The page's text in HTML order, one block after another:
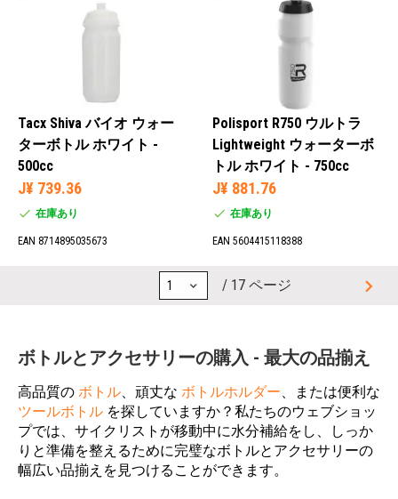
Tacx Shiva バイオ ウォー
ターボトル ホワイト -
500cc
J¥ 739.36
在庫あり
EAN 8714895035673
Polisport R750 ウルトラ
Lightweight ウォーターボ
トル ホワイト - 750cc
J¥ 881.76
在庫あり
EAN 5604415118388
/ 17 ページ
ボトルとアクセサリーの購入 - 最大の品揃え
高品質の ボトル、頑丈な ボトルホルダー、または便利な
ツールボトル を探していますか？私たちのウェブショッ
プでは、サイクリストが移動中に水分補給をし、しっか
りと準備を整えるために完璧なボトルとアクセサリーの
幅広い品揃えを見つけることができます。